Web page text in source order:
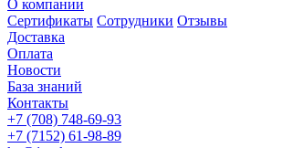
О компании
Сертификаты Сотрудники Отзывы
Доставка
Оплата
Новости
База знаний
Контакты
+7 (708) 748-69-93
+7 (7152) 61-98-89